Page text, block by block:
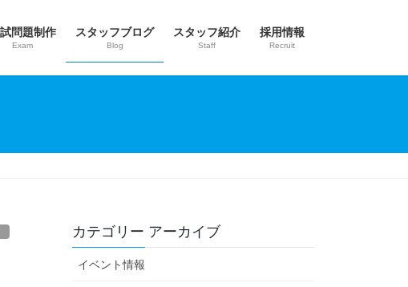
問題制作
Exam
スタッフブログ
Blog
スタッフ紹介
Staff
採用情報
Recruit
カテゴリー アーカイブ
イベント情報